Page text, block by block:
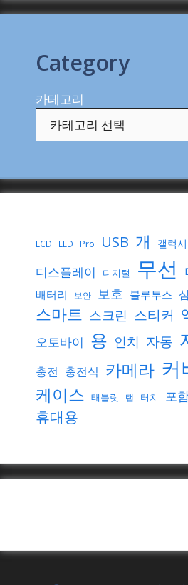
Category
카테고리
LCD LED Pro USB 개 갤럭시
디스플레이 디지털 무선
배터리 보안 보호 블루투스
스마트 스크린 스티커
오토바이 용 인치 자동
충전 충전식 카메라 커
케이스 태블릿 탭 터치 포
휴대용